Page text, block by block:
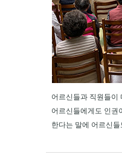
어르신들과 직원들이
어르신들에게도 인권
한다는 말에 어르신